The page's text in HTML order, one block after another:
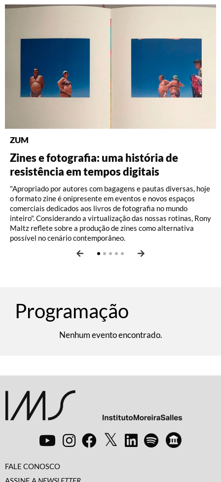
ZUM
Zines e fotografia: uma história de
resistência em tempos digitais
"Apropriado por autores com bagagens e pautas diversas, hoje
o formato zine é onipresente em eventos e novos espaços
comerciais dedicados aos livros de fotografia no mundo
inteiro". Considerando a virtualização das nossas rotinas, Rony
Maltz reflete sobre a produção de zines como alternativa
possível no cenário contemporâneo.
DISCOGRAFIA BRASILEIRA
Do Pajeú a Hollywood: 100 anos de
Moacir Santos, por Pedro Paulo Malta
RÁDIO BATUTA
Ney ao vivo, muito vivo, com Luiz
Fernando Vianna
BRASILIANA FOTOGRÁFICA
O Pombal da Fiocruz, por Ricardo
Augusto dos Santos e Thayane Vicente
Vam de Berg
BRASILIANA ICONOGRÁFICA
A eficiência das paisagens de Friedrich
Hagedorn
Programação
Nenhum evento encontrado.
FALE CONOSCO